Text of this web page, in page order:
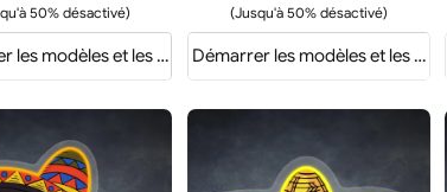
50% désactivé)
les modèles et les devis
(Jusqu'à 50% désactivé)
Démarrer les modèles et les